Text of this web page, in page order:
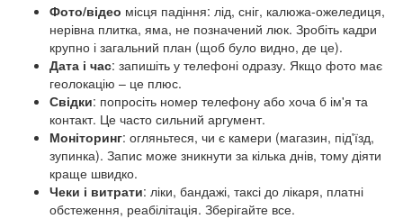
Фото/відео місця падіння: лід, сніг, калюжа-ожеледиця,
нерівна плитка, яма, не позначений люк. Зробіть кадри
крупно і загальний план (щоб було видно, де це).
Дата і час: запишіть у телефоні одразу. Якщо фото має
геолокацію – це плюс.
Свідки: попросіть номер телефону або хоча б ім'я та
контакт. Це часто сильний аргумент.
Моніторинг: огляньтеся, чи є камери (магазин, під'їзд,
зупинка). Запис може зникнути за кілька днів, тому діяти
краще швидко.
Чеки і витрати: ліки, бандажі, таксі до лікаря, платні
обстеження, реабілітація. Зберігайте все.